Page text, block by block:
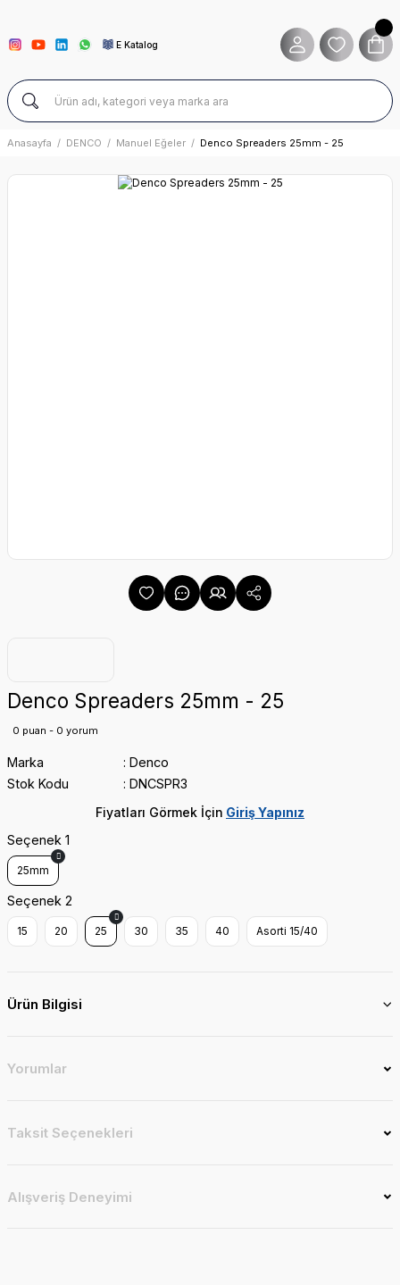
E Katalog
Anasayfa DENCO Manuel Eğeler Denco Spreaders 25mm - 25
Denco Spreaders 25mm - 25
0 puan - 0 yorum
Marka
Denco
Stok Kodu
DNCSPR3
Fiyatları Görmek İçin Giriş Yapınız
Seçenek 1
25mm
Seçenek 2
15 20 25 30 35 40 Asorti 15/40
Ürün Bilgisi
Yorumlar
Taksit Seçenekleri
Alışveriş Deneyimi